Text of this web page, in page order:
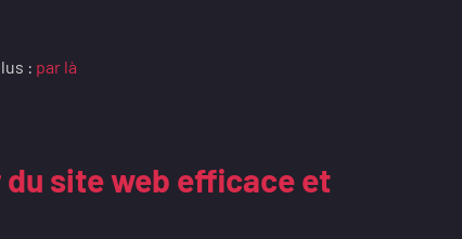
: par là
du site web efficace et